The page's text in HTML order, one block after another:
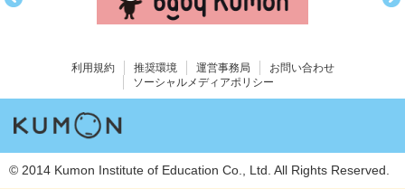
利用規約 推奨環境 運営事務局
お問い合わせ
ソーシャルメディアポリシー
© 2014 Kumon Institute of Education Co., Ltd. All Rights Reserved.